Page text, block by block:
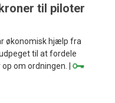
til piloter
økonomisk hjælp fra
til at fordele
op om ordningen. |